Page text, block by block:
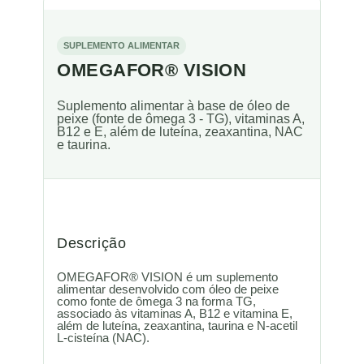
SUPLEMENTO ALIMENTAR
OMEGAFOR® VISION
Suplemento alimentar à base de óleo de
peixe (fonte de ômega 3 - TG), vitaminas A,
B12 e E, além de luteína, zeaxantina, NAC
e taurina.
Descrição
OMEGAFOR® VISION é um suplemento
alimentar desenvolvido com óleo de peixe
como fonte de ômega 3 na forma TG,
associado às vitaminas A, B12 e vitamina E,
além de luteína, zeaxantina, taurina e N-acetil
L-cisteína (NAC).